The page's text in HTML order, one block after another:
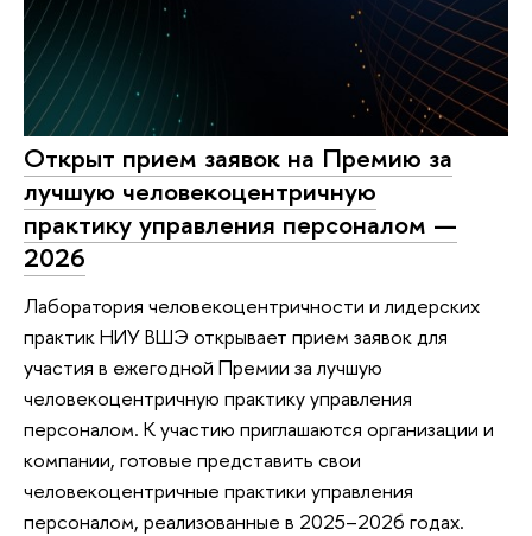
Открыт прием заявок на Премию за
лучшую человекоцентричную
практику управления персоналом —
2026
Лаборатория человекоцентричности и лидерских
практик НИУ ВШЭ открывает прием заявок для
участия в ежегодной Премии за лучшую
человекоцентричную практику управления
персоналом. К участию приглашаются организации и
компании, готовые представить свои
человекоцентричные практики управления
персоналом, реализованные в 2025–2026 годах.